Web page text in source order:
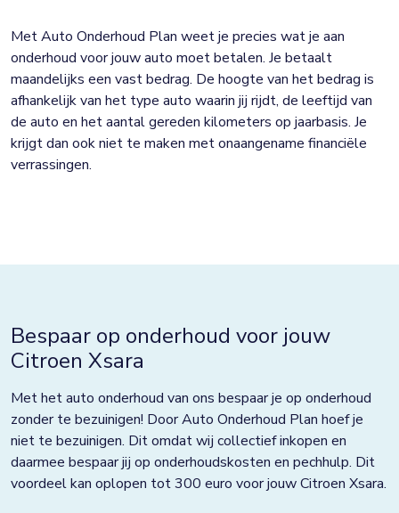
Met Auto Onderhoud Plan weet je precies wat je aan
onderhoud voor jouw auto moet betalen. Je betaalt
maandelijks een vast bedrag. De hoogte van het bedrag is
afhankelijk van het type auto waarin jij rijdt, de leeftijd van
de auto en het aantal gereden kilometers op jaarbasis. Je
krijgt dan ook niet te maken met onaangename financiële
verrassingen.
Bespaar op onderhoud voor jouw
Citroen Xsara
Met het auto onderhoud van ons bespaar je op onderhoud
zonder te bezuinigen! Door Auto Onderhoud Plan hoef je
niet te bezuinigen. Dit omdat wij collectief inkopen en
daarmee bespaar jij op onderhoudskosten en pechhulp. Dit
voordeel kan oplopen tot 300 euro voor jouw Citroen Xsara.